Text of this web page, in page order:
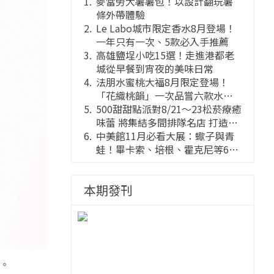
條外帶體驗
Le Labo城市限定香水8月登場！
一年只有一次、5款必入手推薦
高雄鹽埕小吃15選！走進港都老
城從早餐到宵夜的美味日常
法朋水蜜桃大福8月限定登場！
「花織桃韻」一次品嘗六款水蜜
桃花果大福
500甜甜點派對8/21～23松菸療癒
味蕾 將集結多間排隊名店 打造靈
感創意的舞台
中美館11月必看大展：蠍子與青
蛙！畢卡索、培根、霍克尼等66
本期發刊